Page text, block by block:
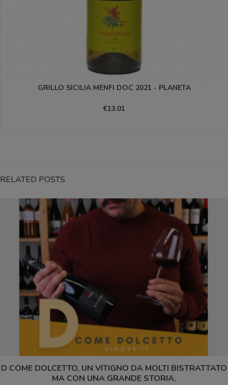
GRILLO SICILIA MENFI DOC 2021 - PLANETA
€13.01
RELATED POSTS
D COME DOLCETTO, UN VITIGNO DA MOLTI BISTRATTATO
MA CON UNA GRANDE STORIA.